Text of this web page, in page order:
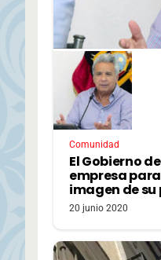
Comunidad
El Gobierno
empresa
imagen de
20 junio 2020